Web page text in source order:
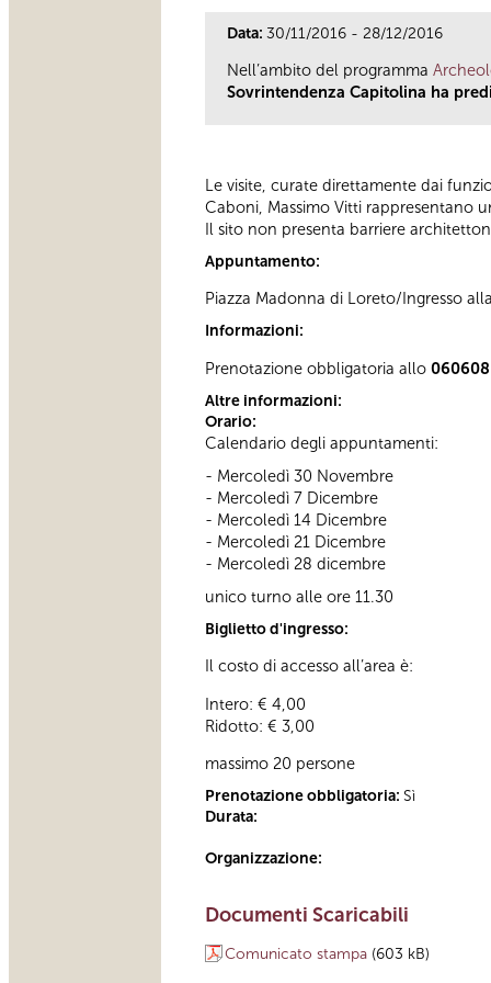
Data: 30/11/2016 - 28/12/2016
Nell’ambito del programma
Sovrintendenza Capitolina ha
Le visite, curate direttamente dai
Caboni, Massimo Vitti rappresentano
Il sito non presenta barriere
Appuntamento:
Piazza Madonna di Loreto/Ingresso
Informazioni:
Prenotazione obbligatoria allo 060608
Altre informazioni:
Orario:
Calendario degli appuntamenti:
- Mercoledì 30 Novembre
- Mercoledì 7 Dicembre
- Mercoledì 14 Dicembre
- Mercoledì 21 Dicembre
- Mercoledì 28 dicembre
unico turno alle ore 11.30
Biglietto d'ingresso:
Il costo di accesso all’area è:
Intero: € 4,00
Ridotto: € 3,00
massimo 20 persone
Prenotazione obbligatoria: Sì
Durata:
Organizzazione:
Documenti Scaricabili
Comunicato stampa (603 kB)